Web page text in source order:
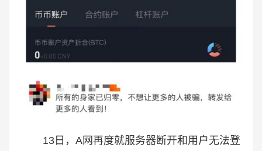
13日，A网再度就服务器断开和用户无法登